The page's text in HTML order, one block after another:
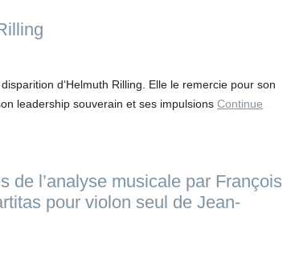
d‘Helmuth Rilling. Elle le remercie pour son
leadership souverain et ses impulsions Continue
de l’analyse musicale par François
pour violon seul de Jean-